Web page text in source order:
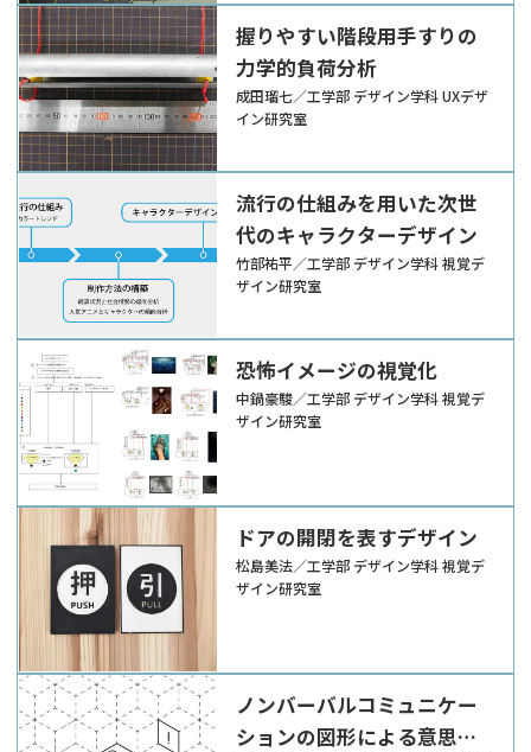
握りやすい階段用手すりの
力学的負荷分析
成田瑠七／工学部 デザイン学科 UXデザ
イン研究室
流行の仕組みを用いた次世
代のキャラクターデザイン
竹部祐平／工学部 デザイン学科 視覚デ
ザイン研究室
恐怖イメージの視覚化
中鍋豪駿／工学部 デザイン学科 視覚デ
ザイン研究室
ドアの開閉を表すデザイン
松島美法／工学部 デザイン学科 視覚デ
ザイン研究室
ノンバーバルコミュニケー
ションの図形による意思疎